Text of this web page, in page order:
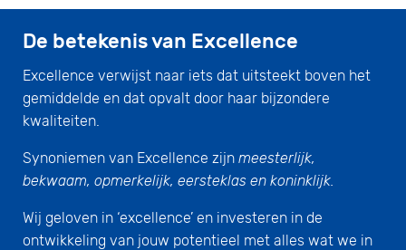
De betekenis van Excellence
Excellence verwijst naar iets dat uitsteekt boven het
gemiddelde en dat opvalt door haar bijzondere
kwaliteiten.
Synoniemen van Excellence zijn meesterlijk,
bekwaam, opmerkelijk, eersteklas en koninklijk.
Wij geloven in ‘excellence’ en investeren in de
ontwikkeling van jouw potentieel met alles wat we in